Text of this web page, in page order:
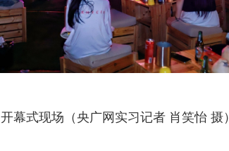
开幕式现场（央广网实习记者 肖笑怡 摄）